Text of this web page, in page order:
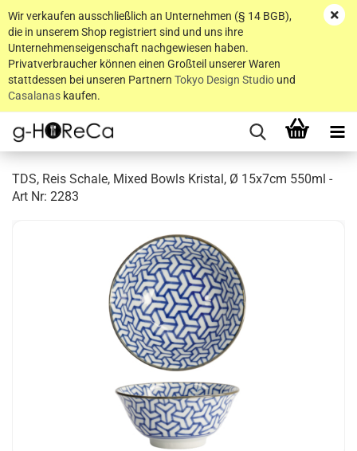
Wir verkaufen ausschließlich an Unternehmen (§ 14 BGB),
die in unserem Shop registriert sind und uns ihre
Unternehmenseigenschaft nachgewiesen haben.
Privatverbraucher können einen Großteil unserer Waren
stattdessen bei unseren Partnern Tokyo Design Studio und
Casalanas kaufen.
TDS, Reis Schale, Mixed Bowls Kristal, Ø 15x7cm 550ml -
Art Nr: 2283